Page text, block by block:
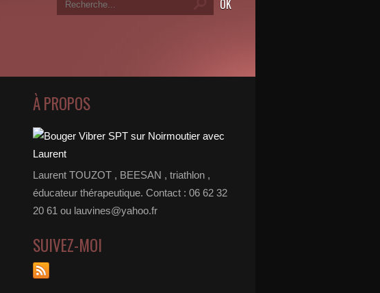
À PROPOS
Laurent TOUZOT , BEESAN , triathlon ,
éducateur thérapeutique. Contact : 06 62 32
20 61 ou lauvines@yahoo.fr
SUIVEZ-MOI